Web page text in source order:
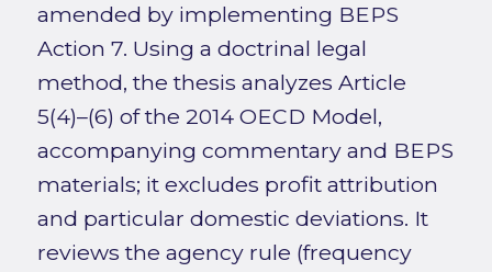
amended by implementing BEPS
Action 7. Using a doctrinal legal
method, the thesis analyzes Article
5(4)–(6) of the 2014 OECD Model,
accompanying commentary and BEPS
materials; it excludes profit attribution
and particular domestic deviations. It
reviews the agency rule (frequency